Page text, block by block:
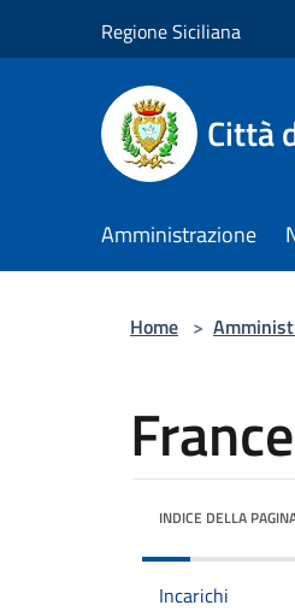
Regione Siciliana
Città
Amministrazione
Home >
INDICE DELLA
Incarichi